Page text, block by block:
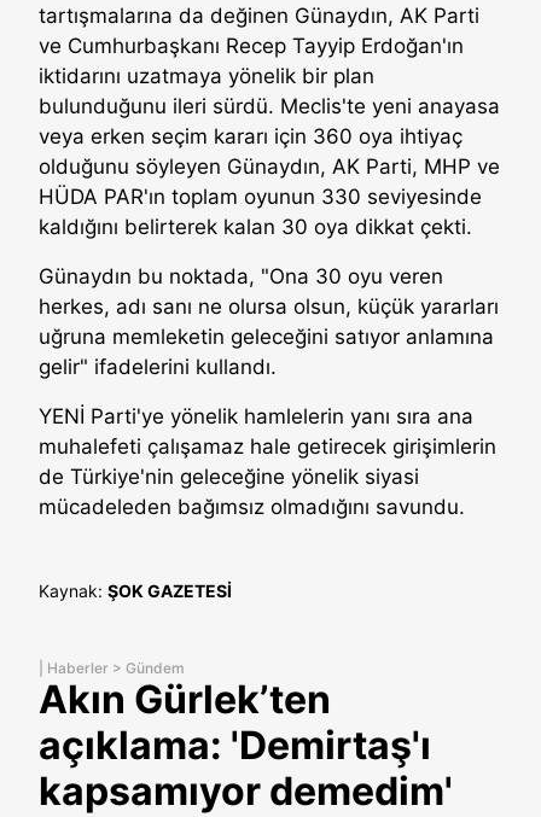
tartışmalarına da değinen Günaydın, AK Parti
ve Cumhurbaşkanı Recep Tayyip Erdoğan'ın
iktidarını uzatmaya yönelik bir plan
bulunduğunu ileri sürdü. Meclis'te yeni anayasa
veya erken seçim kararı için 360 oya ihtiyaç
olduğunu söyleyen Günaydın, AK Parti, MHP ve
HÜDA PAR'ın toplam oyunun 330 seviyesinde
kaldığını belirterek kalan 30 oya dikkat çekti.
Günaydın bu noktada, "Ona 30 oyu veren
herkes, adı sanı ne olursa olsun, küçük yararları
uğruna memleketin geleceğini satıyor anlamına
gelir" ifadelerini kullandı.
YENİ Parti'ye yönelik hamlelerin yanı sıra ana
muhalefeti çalışamaz hale getirecek girişimlerin
de Türkiye'nin geleceğine yönelik siyasi
mücadeleden bağımsız olmadığını savundu.
Kaynak: ŞOK GAZETESİ
Haberler > Gündem
Akın Gürlek’ten
açıklama: 'Demirtaş'ı
kapsamıyor demedim'